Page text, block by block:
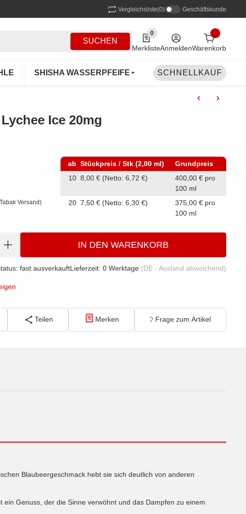
Vergleichsliste(0) Geschäftskunde
SUCHEN
0
0 Produkte in der Liste
MerklisteAnmeldenWarenkorb
SHISHA WASSERPFEIFE SHISHA ZUBEHÖR
SCHNELLKAUF
Ice 20mg
Versand)
ab Stückpreis / Stk (2,00 ml)
Grundpreis
10 8,00 € (Netto: 6,72 €)
400,00 € pro
100 ml
20 7,50 € (Netto: 6,30 €)
375,00 € pro
100 ml
IN DEN WARENKORB
fast ausverkauftLieferzeit: 0 Werktage (DE - Ausland abweichend)
Teilen Merken Frage zum Artikel
Blaubeergeschmack hebt sie sich deutlich von anderen
Genuss, der die Sinne verwöhnt und das Dampfen zu einem